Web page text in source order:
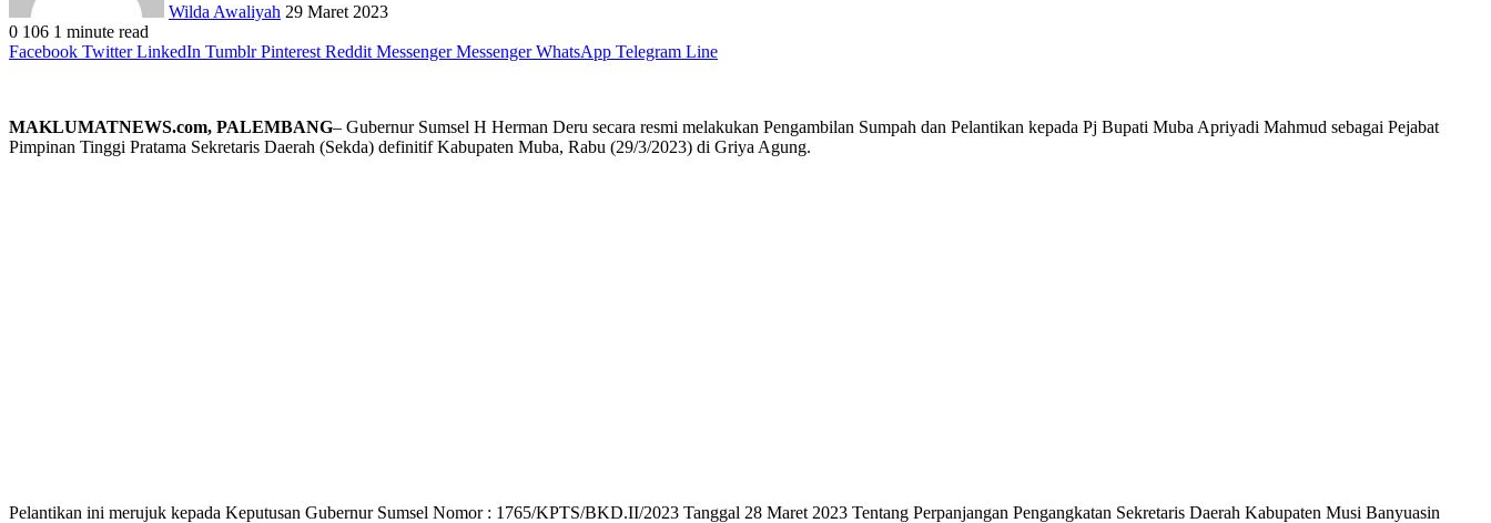
Wilda Awaliyah 29 Maret 2023
0 106 1 minute read
Facebook Twitter LinkedIn Tumblr Pinterest Reddit Messenger Messenger WhatsApp Telegram Line
MAKLUMATNEWS.com, PALEMBANG– Gubernur Sumsel H Herman Deru secara resmi melakukan Pengambilan Sumpah dan Pelantikan kepada Pj Bupati Muba Apriyadi Mahmud sebagai Pejabat
Pimpinan Tinggi Pratama Sekretaris Daerah (Sekda) definitif Kabupaten Muba, Rabu (29/3/2023) di Griya Agung.
Pelantikan ini merujuk kepada Keputusan Gubernur Sumsel Nomor : 1765/KPTS/BKD.II/2023 Tanggal 28 Maret 2023 Tentang Perpanjangan Pengangkatan Sekretaris Daerah Kabupaten Musi Banyuasin